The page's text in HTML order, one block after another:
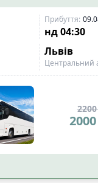
Прибуття:
нд 04:30
Львів
Центральний
2200
2000